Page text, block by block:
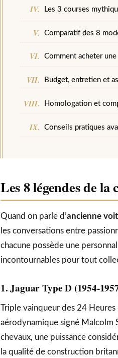
Les 3 courses
Comparatif des 8
Comment acheter
Budget, entretien et
Homologation et
Conseils pratiques
Les 8 légendes de
Quand on parle d’ancienne
les conversations entre
chacune possède une
incontournables pour tout
1. Jaguar Type D (1954-
Triple vainqueur des 24
aérodynamique signé Malcolm
chevaux, une puissance
la qualité de construction